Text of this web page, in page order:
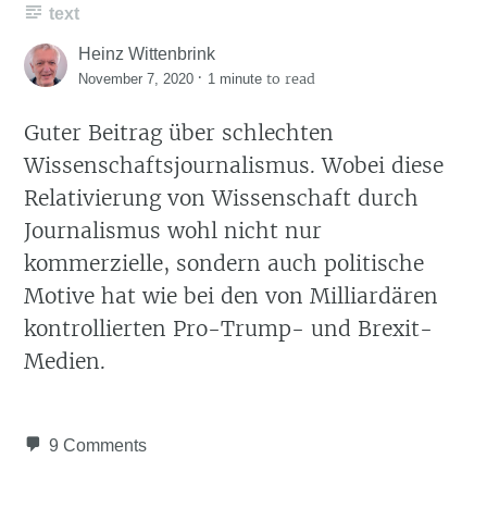
text
Heinz Wittenbrink
November 7, 2020 · 1 minute to read
Guter Beitrag über schlechten
Wissenschaftsjournalismus. Wobei diese
Relativierung von Wissenschaft durch
Journalismus wohl nicht nur
kommerzielle, sondern auch politische
Motive hat wie bei den von Milliardären
kontrollierten Pro-Trump- und Brexit-
Medien.
9 Comments